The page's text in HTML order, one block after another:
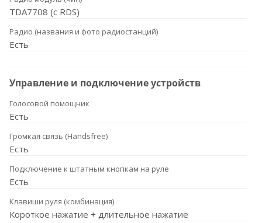
TDA7708 (с RDS)
Радио (названия и фото радиостанций)
Есть
Управление и подключение устройств
Голосовой помощник
Есть
Громкая связь (Handsfree)
Есть
Подключение к штатным кнопкам на руле
Есть
Клавиши руля (комбинация)
Короткое нажатие + длительное нажатие